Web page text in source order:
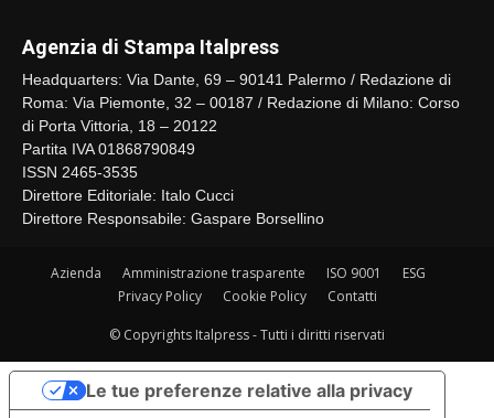
Agenzia di Stampa Italpress
Headquarters: Via Dante, 69 – 90141 Palermo / Redazione di
Roma: Via Piemonte, 32 – 00187 / Redazione di Milano: Corso
di Porta Vittoria, 18 – 20122
Partita IVA 01868790849
ISSN 2465-3535
Direttore Editoriale: Italo Cucci
Direttore Responsabile: Gaspare Borsellino
Azienda Amministrazione trasparente ISO 9001
ESG
Privacy Policy
Cookie Policy Contatti
© Copyrights Italpress - Tutti i diritti riservati
Le tue preferenze relative alla privacy